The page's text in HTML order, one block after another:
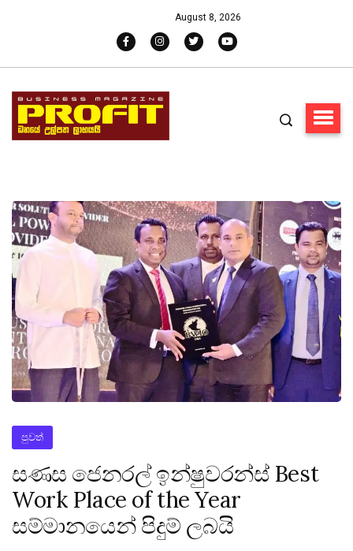
August 8, 2026
පුවත්
සණස ජෙනරල් ඉන්ෂුවරන්ස් Best
Work Place of the Year
සම්මානයෙන් පිදුම් ලබයි